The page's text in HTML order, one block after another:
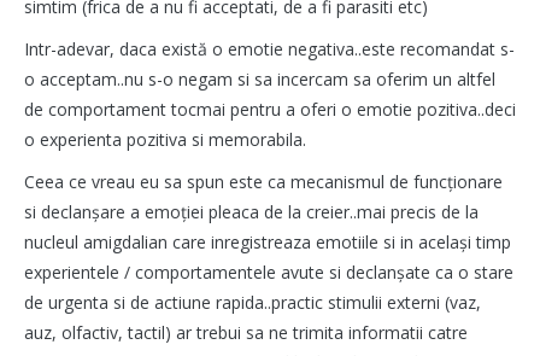
simtim (frica de a nu fi acceptati, de a fi parasiti etc)
Intr-adevar, daca există o emotie negativa..este recomandat s-
o acceptam..nu s-o negam si sa incercam sa oferim un altfel
de comportament tocmai pentru a oferi o emotie pozitiva..deci
o experienta pozitiva si memorabila.
Ceea ce vreau eu sa spun este ca mecanismul de funcționare
si declanșare a emoției pleaca de la creier..mai precis de la
nucleul amigdalian care inregistreaza emotiile si in același timp
experientele / comportamentele avute si declanșate ca o stare
de urgenta si de actiune rapida..practic stimulii externi (vaz,
auz, olfactiv, tactil) ar trebui sa ne trimita informatii catre